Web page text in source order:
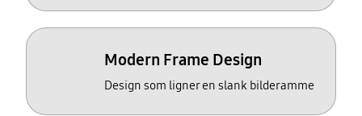
Modern Frame Design
Design som ligner en slank bilderamme